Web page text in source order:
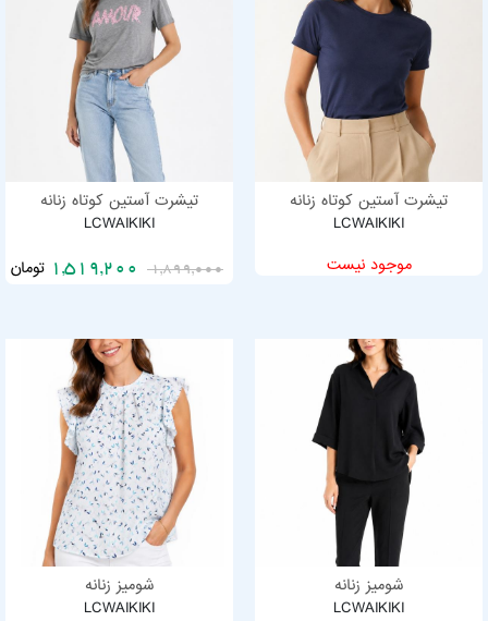
تیشرت آستین کوتاه زنانه
LCWAIKIKI
موجود نیست
تیشرت آستین کوتاه زنانه
LCWAIKIKI
1,899,000 تومان
شومیز زنانه
LCWAIKIKI
شومیز زنانه
LCWAIKIKI